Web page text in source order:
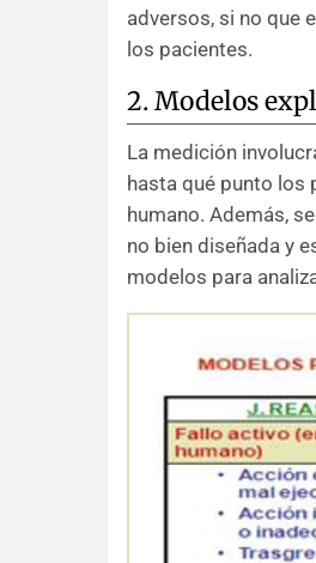
adversos, si no que
los pacientes.
2. Modelos
La medición
hasta qué punto los
humano. Además,
no bien diseñada y
modelos para